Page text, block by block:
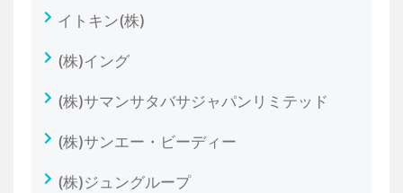
イトキン(株)
(株)イング
(株)サマンサタバサジャパンリミテッド
(株)サンエー・ビーディー
(株)ジュングループ